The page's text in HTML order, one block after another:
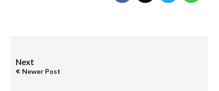
Next
Newer Post